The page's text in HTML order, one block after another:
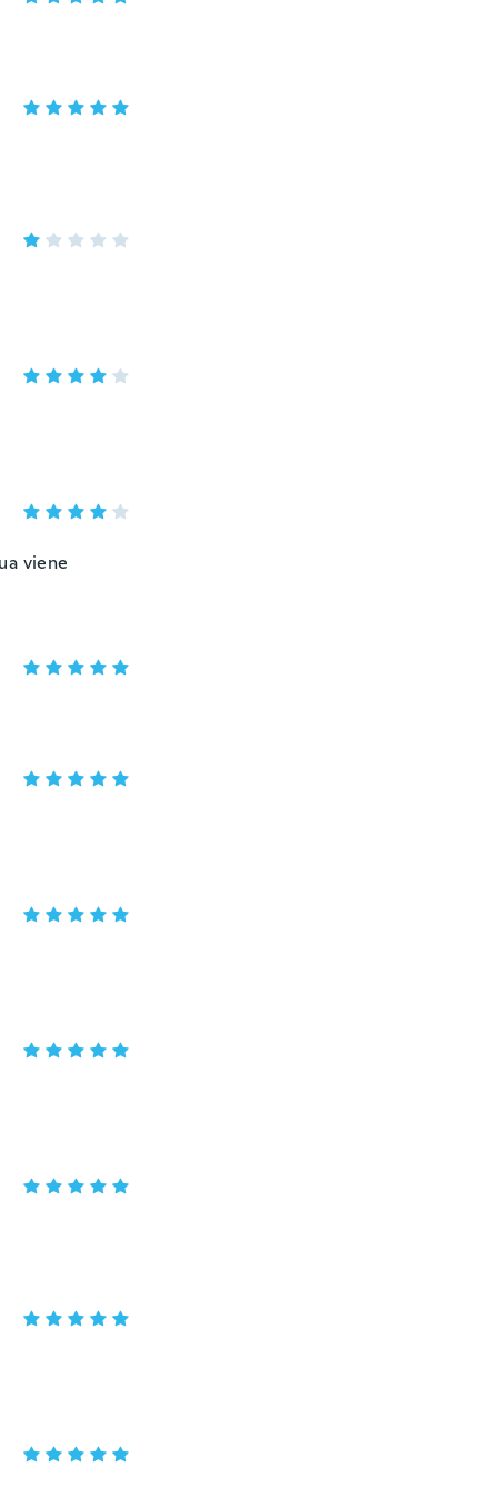
viene